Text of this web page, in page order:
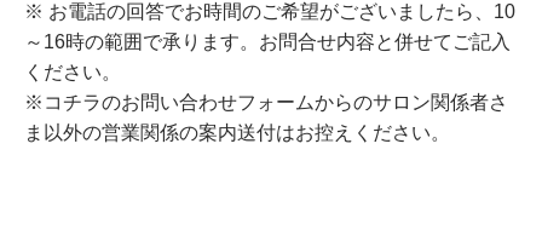
※ お電話の回答でお時間のご希望がございましたら、10
～16時の範囲で承ります。お問合せ内容と併せてご記入
ください。
※コチラのお問い合わせフォームからのサロン関係者さ
ま以外の営業関係の案内送付はお控えください。